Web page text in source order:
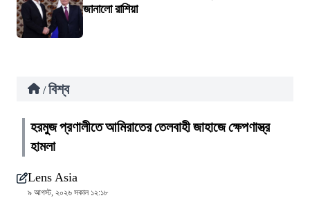
জানালো রাশিয়া
/ বিশ্ব
হরমুজ প্রণালীতে আমিরাতের তেলবাহী জাহাজে ক্ষেপণাস্ত্র
হামলা
Lens Asia
৯ আগস্ট, ২০২৬ সকাল ১২:১৮